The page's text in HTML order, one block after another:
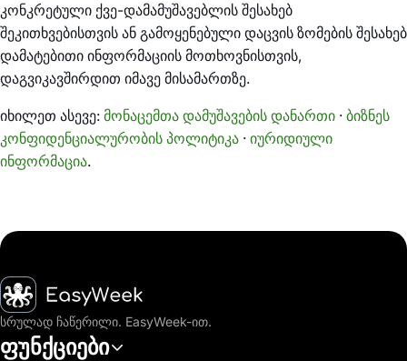
კონკრეტული ქვე-დამამუშავებლის შესახებ
შეკითხვებისთვის ან გამოყენებული დაცვის ზომების შესახებ
დამატებითი ინფორმაციის მოთხოვნისთვის,
დაგვიკავშირდით იმავე მისამართზე.
იხილეთ ასევე: მონაცემთა დამუშავების დანართი · ბიზნეს
კონფიდენციალურობის პოლიტიკა · იურიდიული
ინფორმაცია.
მთავარი
სრულად ჩაწერილი. EasyWeek-ით.
ფუნქციები